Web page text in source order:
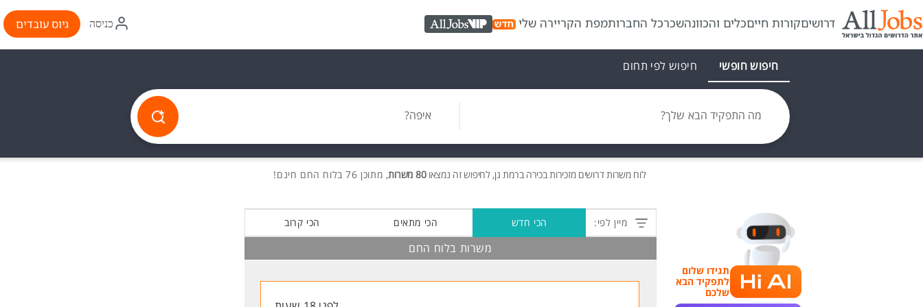
דרושיםקורות חייםכלים והכוונהשכרכל החברותמפת הקריירה שלי AllJobs VIP
איקון
התחברות
כניסה גיוס עובדים
חיפוש חופשי חיפוש לפי תחום
מה התפקיד הבא שלך? איפה?
לוח משרותדרושים מזכירות בכירה ברמת גן, לחיפוש זה נמצאו80 משרות , מתוכן 76 בלוח החם חינם!
תגידו שלום
לתפקיד הבא
שלכם
מיין לפי: הכי חדש הכי מתאים הכי קרוב
משרות בלוח החם